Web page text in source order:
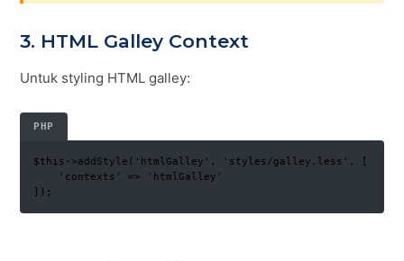
3. HTML Galley Context
Untuk styling HTML galley:
PHP
$this->addStyle('htmlGalley', 'styles/galley.less', [
    'contexts' => 'htmlGalley'
]);